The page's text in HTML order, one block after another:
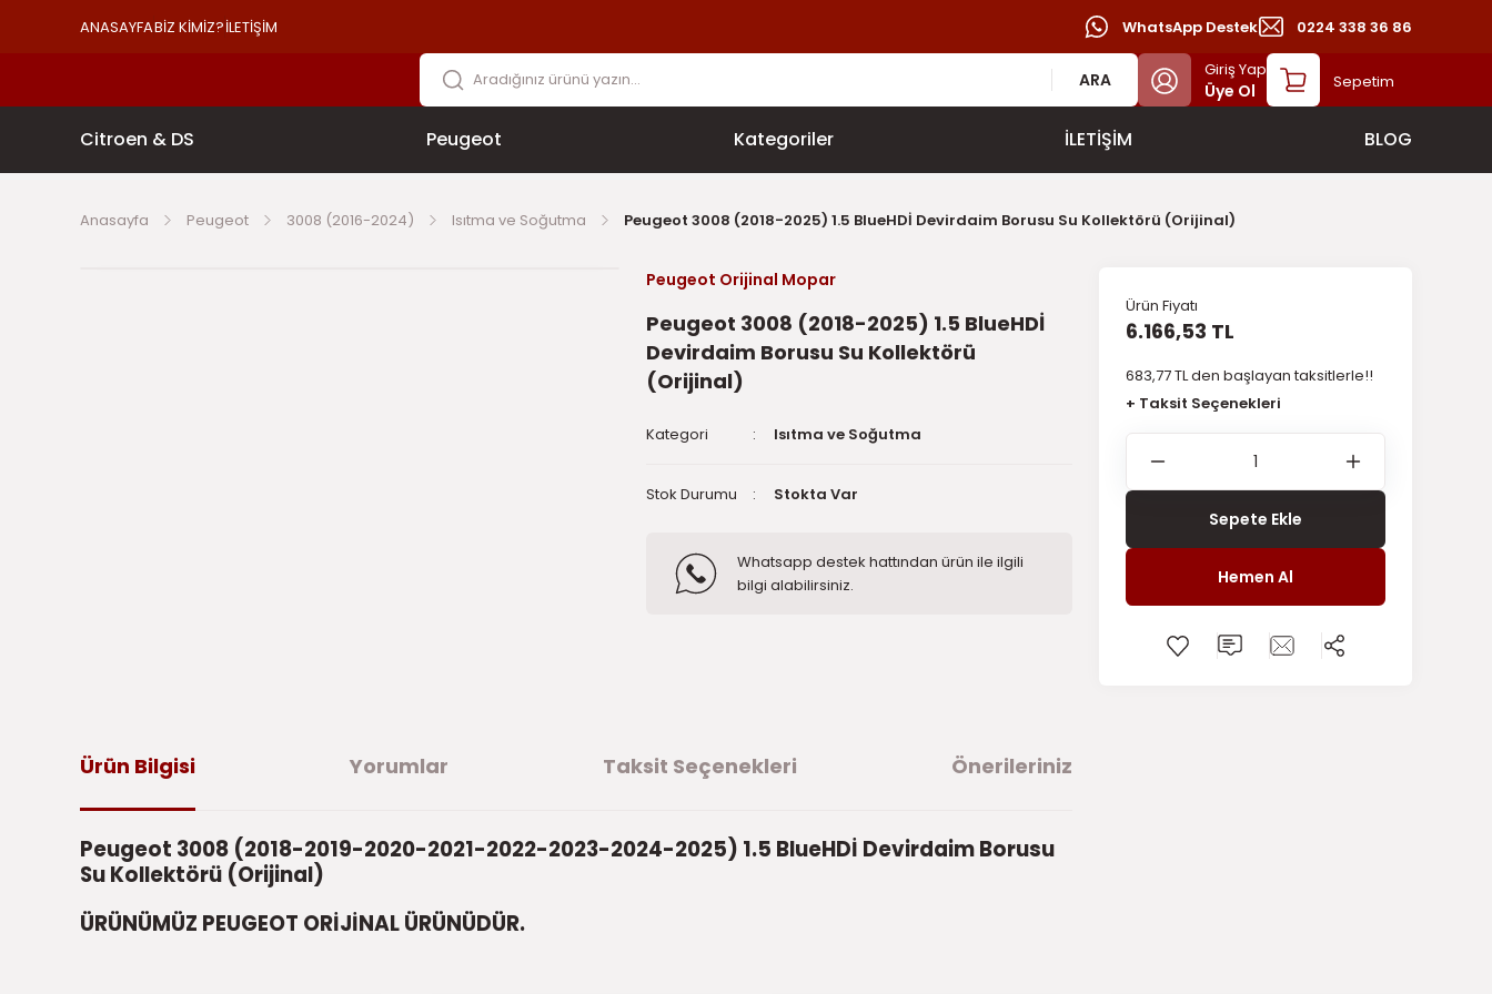
ANASAYFABİZ KİMİZ?İLETİŞİM WhatsApp Destek 0224 338 36 86
ARA Giriş Yap
Üye Ol Sepetim
Citroen & DS Peugeot Kategoriler İLETİŞİM BLOG
Anasayfa Peugeot 3008 (2016-2024) Isıtma ve Soğutma Peugeot 3008 (2018-2025) 1.5 BlueHDİ Devirdaim Borusu Su Kollektörü (Orijinal)
Peugeot Orijinal Mopar
Peugeot 3008 (2018-2025) 1.5 BlueHDİ
Devirdaim Borusu Su Kollektörü
(Orijinal)
Kategori Isıtma ve Soğutma
Stok Durumu Stokta Var
Whatsapp destek hattından ürün ile ilgili
bilgi alabilirsiniz.
Ürün Fiyatı
6.166,53 TL
683,77 TL den başlayan taksitlerle!!
+ Taksit Seçenekleri
Sepete Ekle
Hemen Al
Ürün Bilgisi Yorumlar Taksit Seçenekleri Önerileriniz
Peugeot 3008 (2018-2019-2020-2021-2022-2023-2024-2025) 1.5 BlueHDİ Devirdaim Borusu
Su Kollektörü (Orijinal)
ÜRÜNÜMÜZ PEUGEOT ORİJİNAL ÜRÜNÜDÜR.